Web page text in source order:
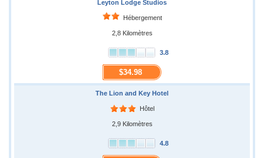
Leyton Lodge Studios
Hébergement
2,8 Kilomètres
3.8
$34.98
The Lion and Key Hotel
Hôtel
2,9 Kilomètres
4.8